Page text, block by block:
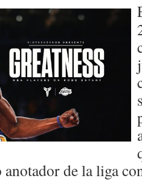
de la liga